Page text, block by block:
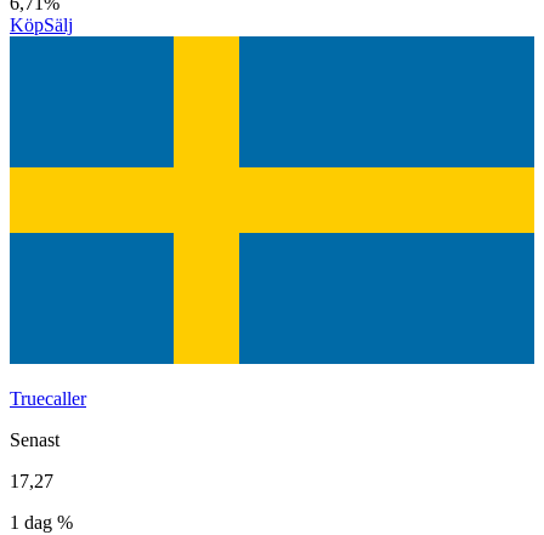
KöpSälj
Truecaller
Senast
17,27
1 dag %